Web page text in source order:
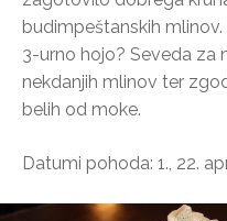
budimpeštanskih
3-urno hojo? Seveda za
nekdanjih mlinov ter
belih od moke.
Datumi pohoda: 1., 22.